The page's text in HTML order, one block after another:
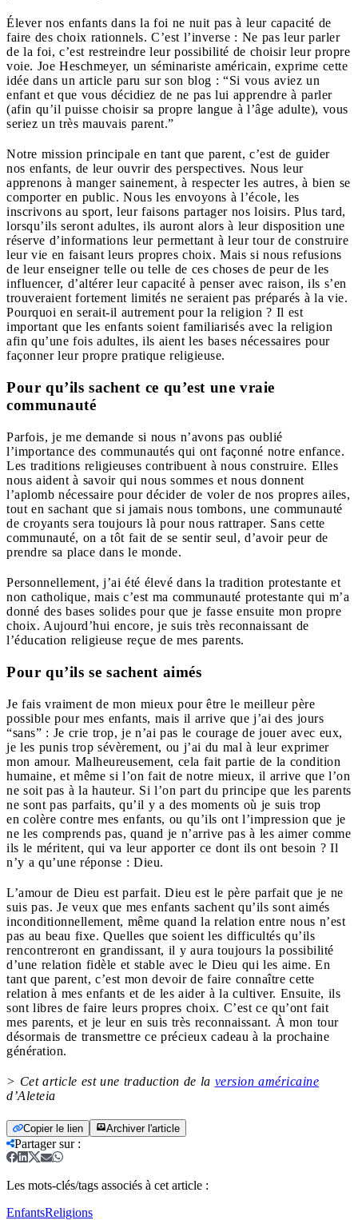
Élever nos enfants dans la foi ne nuit pas à leur capacité de
faire des choix rationnels. C’est l’inverse : Ne pas leur parler
de la foi, c’est restreindre leur possibilité de choisir leur propre
voie. Joe Heschmeyer, un séminariste américain, exprime cette
idée dans un article paru sur son blog : “Si vous aviez un
enfant et que vous décidiez de ne pas lui apprendre à parler
(afin qu’il puisse choisir sa propre langue à l’âge adulte), vous
seriez un très mauvais parent.”
Notre mission principale en tant que parent, c’est de guider
nos enfants, de leur ouvrir des perspectives. Nous leur
apprenons à manger sainement, à respecter les autres, à bien se
comporter en public. Nous les envoyons à l’école, les
inscrivons au sport, leur faisons partager nos loisirs. Plus tard,
lorsqu’ils seront adultes, ils auront alors à leur disposition une
réserve d’informations leur permettant à leur tour de construire
leur vie en faisant leurs propres choix. Mais si nous refusions
de leur enseigner telle ou telle de ces choses de peur de les
influencer, d’altérer leur capacité à penser avec raison, ils s’en
trouveraient fortement limités ne seraient pas préparés à la vie.
Pourquoi en serait-il autrement pour la religion ? Il est
important que les enfants soient familiarisés avec la religion
afin qu’une fois adultes, ils aient les bases nécessaires pour
façonner leur propre pratique religieuse.
Pour qu’ils sachent ce qu’est une vraie
communauté
Parfois, je me demande si nous n’avons pas oublié
l’importance des communautés qui ont façonné notre enfance.
Les traditions religieuses contribuent à nous construire. Elles
nous aident à savoir qui nous sommes et nous donnent
l’aplomb nécessaire pour décider de voler de nos propres ailes,
tout en sachant que si jamais nous tombons, une communauté
de croyants sera toujours là pour nous rattraper. Sans cette
communauté, on a tôt fait de se sentir seul, d’avoir peur de
prendre sa place dans le monde.
Personnellement, j’ai été élevé dans la tradition protestante et
non catholique, mais c’est ma communauté protestante qui m’a
donné des bases solides pour que je fasse ensuite mon propre
choix. Aujourd’hui encore, je suis très reconnaissant de
l’éducation religieuse reçue de mes parents.
Pour qu’ils se sachent aimés
Je fais vraiment de mon mieux pour être le meilleur père
possible pour mes enfants, mais il arrive que j’ai des jours
“sans” : Je crie trop, je n’ai pas le courage de jouer avec eux,
je les punis trop sévèrement, ou j’ai du mal à leur exprimer
mon amour. Malheureusement, cela fait partie de la condition
humaine, et même si l’on fait de notre mieux, il arrive que l’on
ne soit pas à la hauteur. Si l’on part du principe que les parents
ne sont pas parfaits, qu’il y a des moments où je suis trop
en colère contre mes enfants, ou qu’ils ont l’impression que je
ne les comprends pas, quand je n’arrive pas à les aimer comme
ils le méritent, qui va leur apporter ce dont ils ont besoin ? Il
n’y a qu’une réponse : Dieu.
L’amour de Dieu est parfait. Dieu est le père parfait que je ne
suis pas. Je veux que mes enfants sachent qu’ils sont aimés
inconditionnellement, même quand la relation entre nous n’est
pas au beau fixe. Quelles que soient les difficultés qu’ils
rencontreront en grandissant, il y aura toujours la possibilité
d’une relation fidèle et stable avec le Dieu qui les aime. En
tant que parent, c’est mon devoir de faire connaître cette
relation à mes enfants et de les aider à la cultiver. Ensuite, ils
sont libres de faire leurs propres choix. C’est ce qu’ont fait
mes parents, et je leur en suis très reconnaissant. À mon tour
désormais de transmettre ce précieux cadeau à la prochaine
génération.
> Cet article est une traduction de la version américaine
d’Aleteia
Copier le lien Archiver l'article
Partager sur:
Les mots-clés/tags associés à cet article :
EnfantsReligions